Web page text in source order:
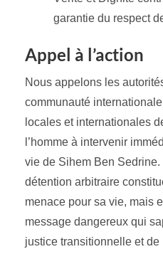
garantie du respect
Appel à l’action
Nous appelons les
communauté
locales et internationales
l’homme à intervenir
vie de Sihem Ben
détention arbitraire
menace pour sa vie, mais
message dangereux qui
justice transitionnelle et de